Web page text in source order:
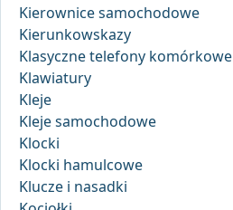
Kierownice samochodowe
Kierunkowskazy
Klasyczne telefony komórkowe
Klawiatury
Kleje
Kleje samochodowe
Klocki
Klocki hamulcowe
Klucze i nasadki